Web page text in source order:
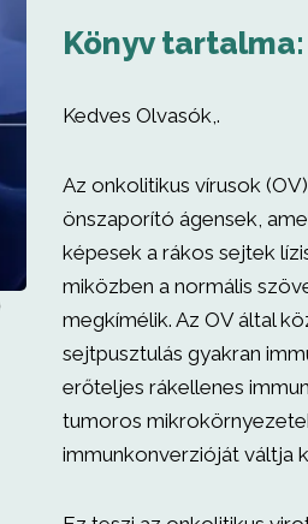
Könyv tartalma:
Kedves Olvasók,.
Az onkolitikus vírusok
önszaporító ágensek,
képesek a rákos sejtek
miközben a normális
megkímélik. Az OV által
sejtpusztulás gyakran
erőteljes rákellenes
tumoros
immunkonverzióját váltja